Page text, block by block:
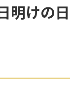
明けの